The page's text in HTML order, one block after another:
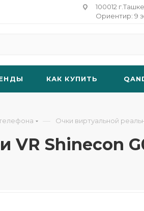
100012
Ориентир: 9
КАК КУПИТЬ
— Очки виртуальной
VR Shinecon